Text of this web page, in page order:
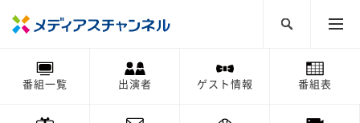
番組一覧 出演者 ゲスト情報 番組表